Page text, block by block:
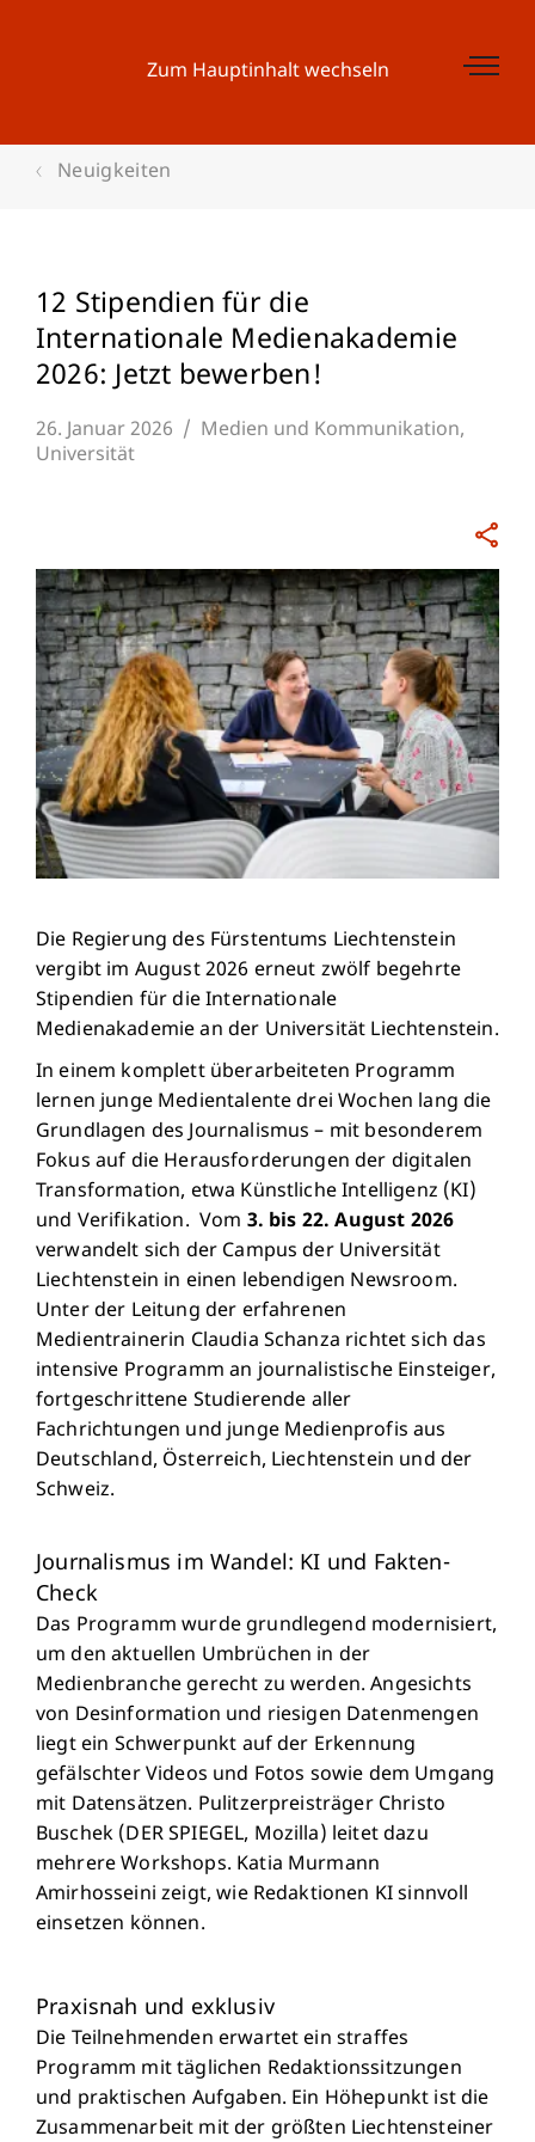
Zum Hauptinhalt wechseln
Neuigkeiten
12 Stipendien für die
Internationale Medienakademie
2026: Jetzt bewerben!
26. Januar 2026
Medien und Kommunikation
Universität
Die Regierung des Fürstentums Liechtenstein
vergibt im August 2026 erneut zwölf begehrte
Stipendien für die Internationale
Medienakademie an der Universität Liechtenstein.
In einem komplett überarbeiteten Programm
lernen junge Medientalente drei Wochen lang die
Grundlagen des Journalismus – mit besonderem
Fokus auf die Herausforderungen der digitalen
Transformation, etwa Künstliche Intelligenz (KI)
und Verifikation. Vom 3. bis 22. August 2026
verwandelt sich der Campus der Universität
Liechtenstein in einen lebendigen Newsroom.
Unter der Leitung der erfahrenen
Medientrainerin Claudia Schanza richtet sich das
intensive Programm an journalistische Einsteiger,
fortgeschrittene Studierende aller
Fachrichtungen und junge Medienprofis aus
Deutschland, Österreich, Liechtenstein und der
Schweiz.
Journalismus im Wandel: KI und Fakten-
Check
Das Programm wurde grundlegend modernisiert,
um den aktuellen Umbrüchen in der
Medienbranche gerecht zu werden. Angesichts
von Desinformation und riesigen Datenmengen
liegt ein Schwerpunkt auf der Erkennung
gefälschter Videos und Fotos sowie dem Umgang
mit Datensätzen. Pulitzerpreisträger Christo
Buschek (DER SPIEGEL, Mozilla) leitet dazu
mehrere Workshops. Katia Murmann
Amirhosseini zeigt, wie Redaktionen KI sinnvoll
einsetzen können.
Praxisnah und exklusiv
Die Teilnehmenden erwartet ein straffes
Programm mit täglichen Redaktionssitzungen
und praktischen Aufgaben. Ein Höhepunkt ist die
Zusammenarbeit mit der größten Liechtensteiner